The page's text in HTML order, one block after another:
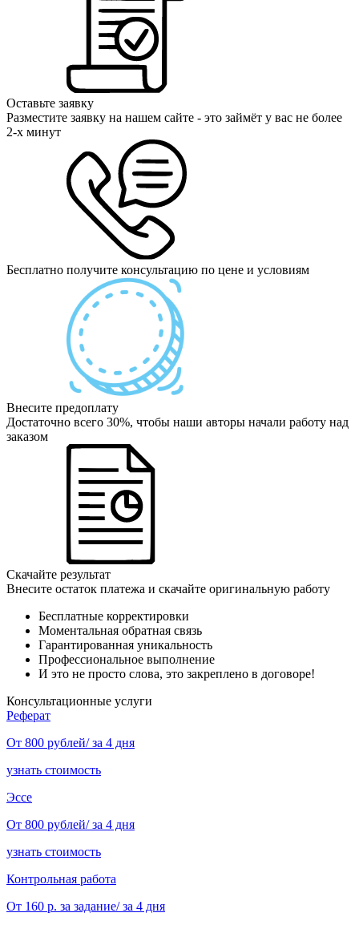
Оставьте заявку
Разместите заявку на нашем сайте - это займёт у вас не более
2-х минут
Бесплатно получите консультацию по цене и условиям
Внесите предоплату
Достаточно всего 30%, чтобы наши авторы начали работу над
заказом
Скачайте результат
Внесите остаток платежа и скачайте оригинальную работу
Бесплатные корректировки
Моментальная обратная связь
Гарантированная уникальность
Профессиональное выполнение
И это не просто слова, это закреплено в договоре!
Консультационные услуги
Реферат
От 800 рублей/ за 4 дня
узнать стоимость
Эссе
От 800 рублей/ за 4 дня
узнать стоимость
Контрольная работа
От 160 р. за задание/ за 4 дня